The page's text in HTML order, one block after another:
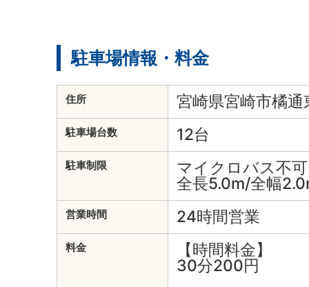
駐車場情報・料金
住所 宮崎県宮崎市橘
駐車場台数 12台
駐車制限
マイクロバス不
全長5.0m/全幅
営業時間 24時間営業
料金
【時間料金】
30分200円